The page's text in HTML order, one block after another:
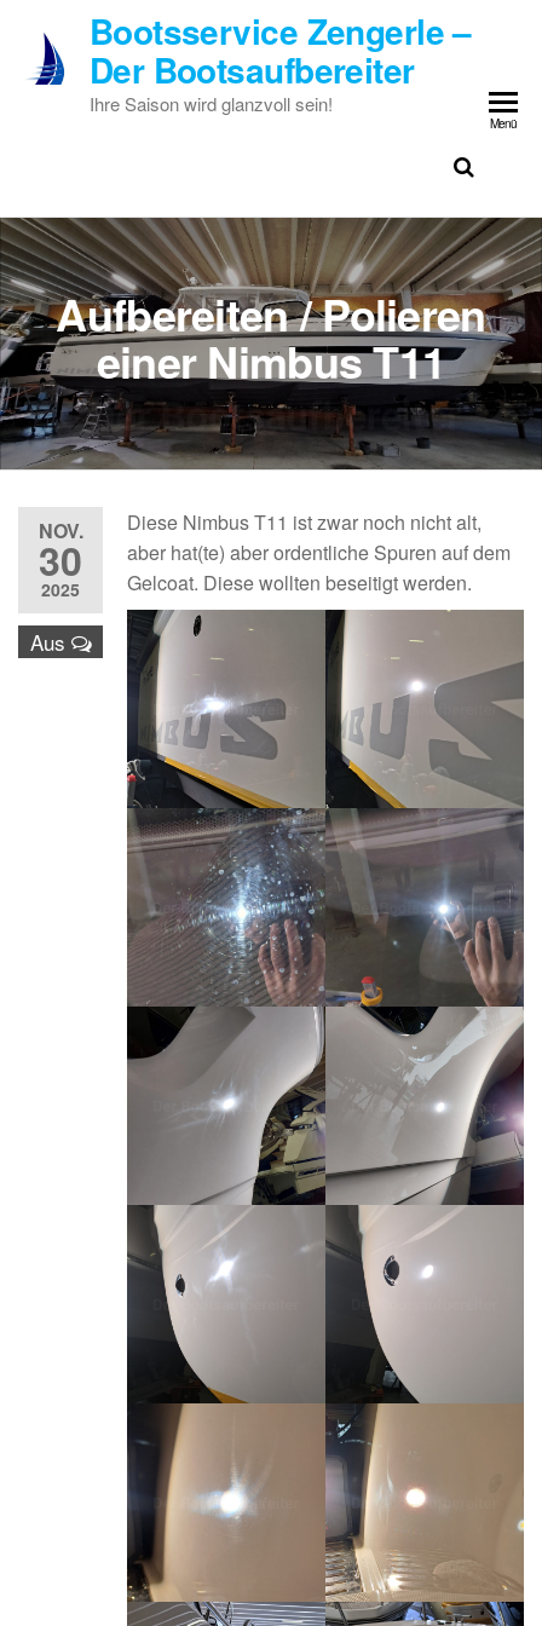
Inhalt
springen
Bootsservice Zengerle –
Der Bootsaufbereiter
Ihre Saison wird glanzvoll sein!
Menü
Aufbereiten / Polieren
einer Nimbus T11
NOV.
30
2025
Aus
Diese Nimbus T11 ist zwar noch nicht alt,
aber hat(te) aber ordentliche Spuren auf dem
Gelcoat. Diese wollten beseitigt werden.